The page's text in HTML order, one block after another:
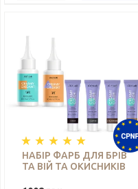
НАБІР ФАРБ ДЛЯ БРІВ
ТА ВІЙ ТА ОКИСНИКІВ